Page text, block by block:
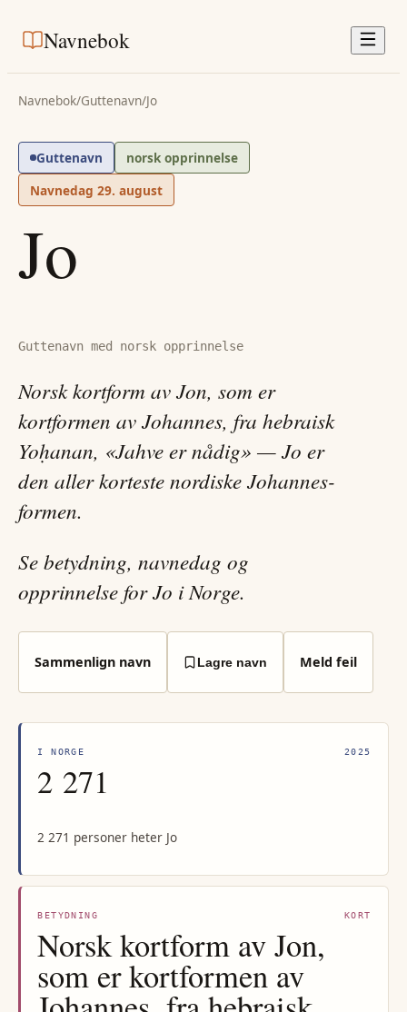
Navnebok
Navnebok/Guttenavn/Jo
Guttenavn
norsk opprinnelse
Navnedag 29. august
Jo
Guttenavn med norsk opprinnelse
Norsk kortform av Jon, som er
kortformen av Johannes, fra hebraisk
Yoḥanan, «Jahve er nådig» — Jo er
den aller korteste nordiske Johannes-
formen.
Se betydning, navnedag og
opprinnelse for Jo i Norge.
Sammenlign navn Lagre navn Meld feil
I NORGE 2025
2 271
2 271 personer heter Jo
BETYDNING KORT
Norsk kortform av Jon,
som er kortformen av